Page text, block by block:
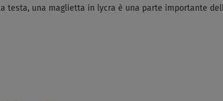
testa, una maglietta in lycra è una parte importante